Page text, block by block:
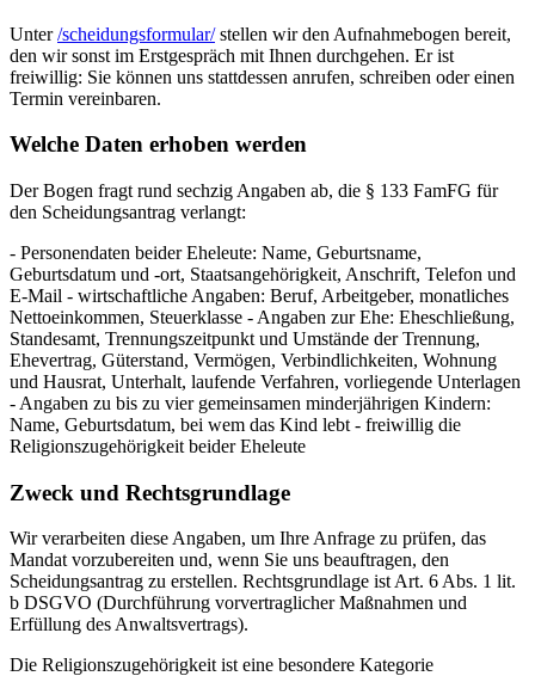
Unter/scheidungsformular/stellen wir den Aufnahmebogen bereit,
den wir sonst im Erstgespräch mit Ihnen durchgehen. Er ist
freiwillig: Sie können uns stattdessen anrufen, schreiben oder einen
Termin vereinbaren.
Welche Daten erhoben werden
Der Bogen fragt rund sechzig Angaben ab, die § 133 FamFG für
den Scheidungsantrag verlangt:
- Personendaten beider Eheleute: Name, Geburtsname,
Geburtsdatum und -ort, Staatsangehörigkeit, Anschrift, Telefon und
E-Mail - wirtschaftliche Angaben: Beruf, Arbeitgeber, monatliches
Nettoeinkommen, Steuerklasse - Angaben zur Ehe: Eheschließung,
Standesamt, Trennungszeitpunkt und Umstände der Trennung,
Ehevertrag, Güterstand, Vermögen, Verbindlichkeiten, Wohnung
und Hausrat, Unterhalt, laufende Verfahren, vorliegende Unterlagen
- Angaben zu bis zu vier gemeinsamen minderjährigen Kindern:
Name, Geburtsdatum, bei wem das Kind lebt - freiwillig die
Religionszugehörigkeit beider Eheleute
Zweck und Rechtsgrundlage
Wir verarbeiten diese Angaben, um Ihre Anfrage zu prüfen, das
Mandat vorzubereiten und, wenn Sie uns beauftragen, den
Scheidungsantrag zu erstellen. Rechtsgrundlage ist Art. 6 Abs. 1 lit.
b DSGVO (Durchführung vorvertraglicher Maßnahmen und
Erfüllung des Anwaltsvertrags).
Die Religionszugehörigkeit ist eine besondere Kategorie